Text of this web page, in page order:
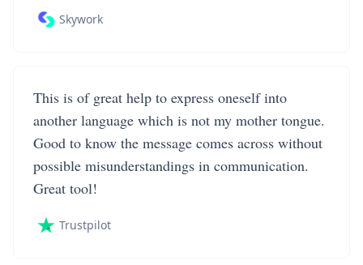
Skywork
This is of great help to express oneself into
another language which is not my mother tongue.
Good to know the message comes across without
possible misunderstandings in communication.
Great tool!
Trustpilot